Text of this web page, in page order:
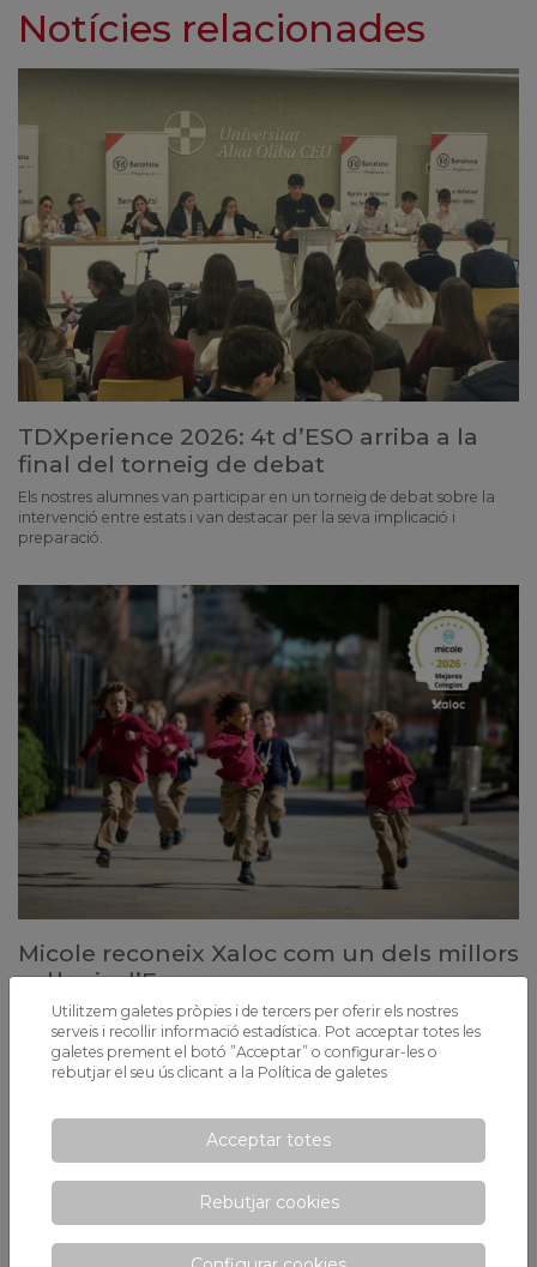
Notícies relacionades
TDXperience 2026: 4t d’ESO arriba a la
final del torneig de debat
Els nostres alumnes van participar en un torneig de debat sobre la
intervenció entre estats i van destacar per la seva implicació i
preparació.
Micole reconeix Xaloc com un dels millors
col·legis d’Espanya
Xaloc ha estat reconegut per Micole com un dels millors col·legis
d’Espanya, destacant la qualitat del nostre projecte educatiu i el
compromís amb l’excel·lència acadèmica.
Utilitzem galetes pròpies i de tercers per oferir els nostres
serveis i recollir informació estadística. Pot acceptar totes les
galetes prement el botó ”Acceptar” o configurar-les o
rebutjar el seu ús clicant a la Política de galetes
Acceptar totes
Rebutjar cookies